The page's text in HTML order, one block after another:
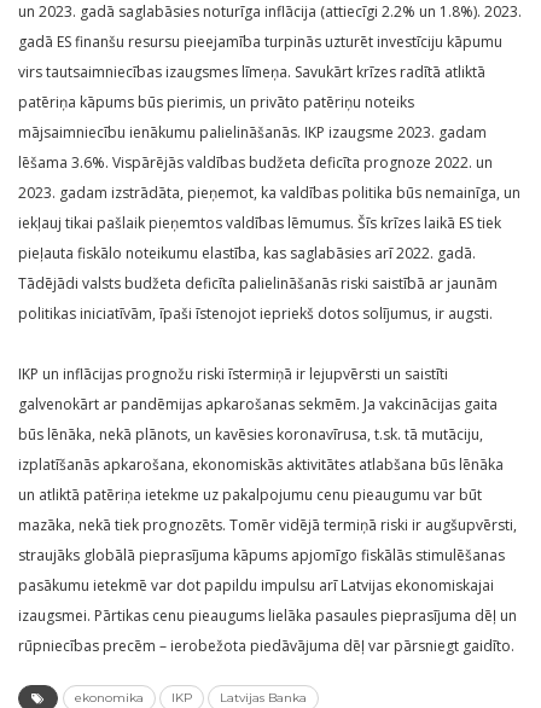
un 2023. gadā saglabāsies noturīga inflācija (attiecīgi 2.2% un 1.8%). 2023.
gadā ES finanšu resursu pieejamība turpinās uzturēt investīciju kāpumu
virs tautsaimniecības izaugsmes līmeņa. Savukārt krīzes radītā atliktā
patēriņa kāpums būs pierimis, un privāto patēriņu noteiks
mājsaimniecību ienākumu palielināšanās. IKP izaugsme 2023. gadam
lēšama 3.6%. Vispārējās valdības budžeta deficīta prognoze 2022. un
2023. gadam izstrādāta, pieņemot, ka valdības politika būs nemainīga, un
iekļauj tikai pašlaik pieņemtos valdības lēmumus. Šīs krīzes laikā ES tiek
pieļauta fiskālo noteikumu elastība, kas saglabāsies arī 2022. gadā.
Tādējādi valsts budžeta deficīta palielināšanās riski saistībā ar jaunām
politikas iniciatīvām, īpaši īstenojot iepriekš dotos solījumus, ir augsti.
IKP un inflācijas prognožu riski īstermiņā ir lejupvērsti un saistīti
galvenokārt ar pandēmijas apkarošanas sekmēm. Ja vakcinācijas gaita
būs lēnāka, nekā plānots, un kavēsies koronavīrusa, t.sk. tā mutāciju,
izplatīšanās apkarošana, ekonomiskās aktivitātes atlabšana būs lēnāka
un atliktā patēriņa ietekme uz pakalpojumu cenu pieaugumu var būt
mazāka, nekā tiek prognozēts. Tomēr vidējā termiņā riski ir augšupvērsti,
straujāks globālā pieprasījuma kāpums apjomīgo fiskālās stimulēšanas
pasākumu ietekmē var dot papildu impulsu arī Latvijas ekonomiskajai
izaugsmei. Pārtikas cenu pieaugums lielāka pasaules pieprasījuma dēļ un
rūpniecības precēm – ierobežota piedāvājuma dēļ var pārsniegt gaidīto.
ekonomika IKP Latvijas Banka